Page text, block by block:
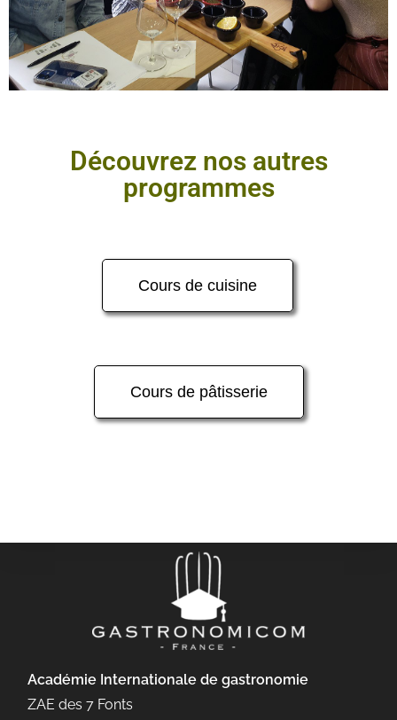
Découvrez nos autres
programmes​
Cours de cuisine
Cours de pâtisserie
Académie Internationale de gastronomie
ZAE des 7 Fonts